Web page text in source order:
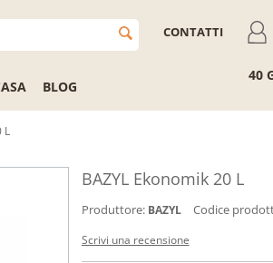
CONTATTI
BLOG
40
L
BAZYL Ekonomik 20 L
Produttore: BAZYL Codice
Scrivi una recensione